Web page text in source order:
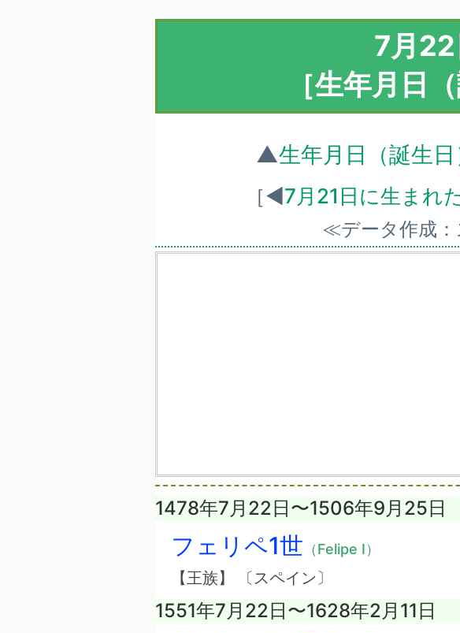
7月22
［生年月日
▲生年月日（誕生
［◀7月21日に生まれ
≪データ作成
1478年7月22日〜1506年9月25日
フェリペ1世 （Felipe I）
【王族】 〔スペイン〕
1551年7月22日〜1628年2月11日